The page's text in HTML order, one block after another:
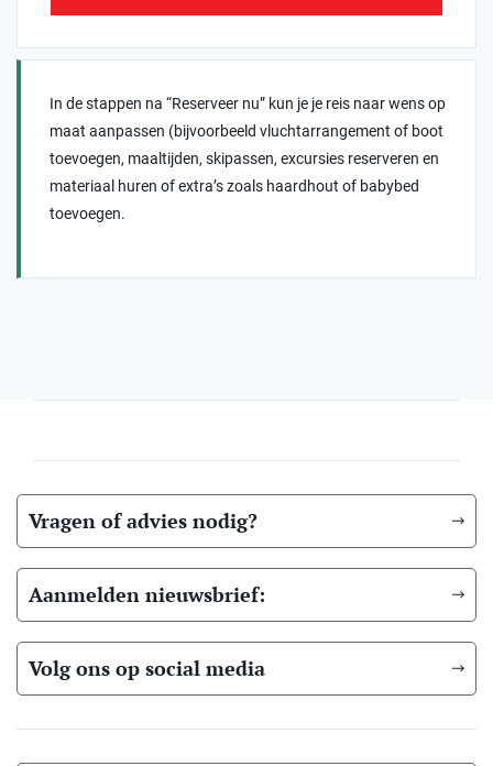
In de stappen na “Reserveer nu” kun je je reis naar wens op
maat aanpassen (bijvoorbeeld vluchtarrangement of boot
toevoegen, maaltijden, skipassen, excursies reserveren en
materiaal huren of extra’s zoals haardhout of babybed
toevoegen.
Vragen of advies nodig?
Aanmelden nieuwsbrief:
Volg ons op social media